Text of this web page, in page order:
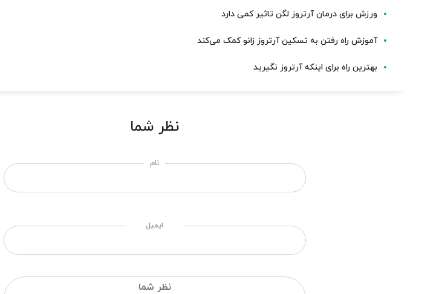
ورزش برای درمان آرتروز لگن تاثیر کمی دارد
آموزش راه رفتن به تسکین آرتروز زانو کمک می‌کند
بهترین راه برای اینکه آرتروز نگیرید
نظر شما
نام
ایمیل